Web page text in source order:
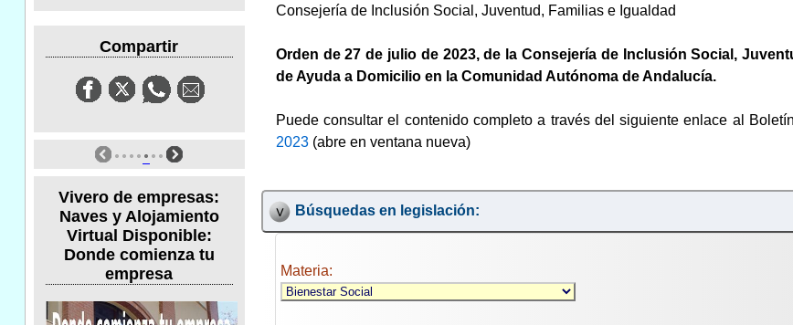
Compartir
Vivero de empresas:
Naves y Alojamiento
Virtual Disponible:
Donde comienza tu
empresa
Consejería de Inclusión Social, Juventud, Familias e Igualdad
Orden de 27 de julio de 2023, de la Consejería de Inclusión Social,
de Ayuda a Domicilio en la Comunidad Autónoma de Andalucía.
Puede consultar el contenido completo a través del siguiente enlace al
2023(abre en ventana nueva)
Búsquedas en legislación:
Materia: